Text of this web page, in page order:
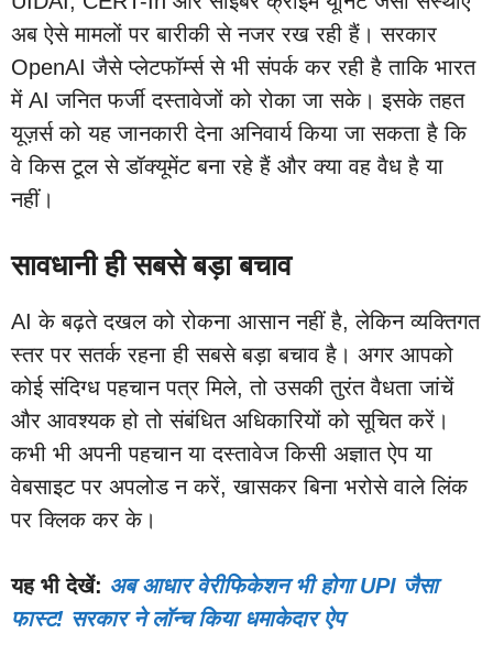
अब ऐसे मामलों पर बारीकी से नजर रख रही हैं। सरकार
OpenAI जैसे प्लेटफॉर्म्स से भी संपर्क कर रही है ताकि भारत
में AI जनित फर्जी दस्तावेजों को रोका जा सके। इसके तहत
यूज़र्स को यह जानकारी देना अनिवार्य किया जा सकता है कि
वे किस टूल से डॉक्यूमेंट बना रहे हैं और क्या वह वैध है या
नहीं।
सावधानी ही सबसे बड़ा बचाव
AI के बढ़ते दखल को रोकना आसान नहीं है, लेकिन व्यक्तिगत
स्तर पर सतर्क रहना ही सबसे बड़ा बचाव है। अगर आपको
कोई संदिग्ध पहचान पत्र मिले, तो उसकी तुरंत वैधता जांचें
और आवश्यक हो तो संबंधित अधिकारियों को सूचित करें।
कभी भी अपनी पहचान या दस्तावेज किसी अज्ञात ऐप या
वेबसाइट पर अपलोड न करें, खासकर बिना भरोसे वाले लिंक
पर क्लिक कर के।
यह भी देखें: अब आधार वेरीफिकेशन भी होगा UPI जैसा
फास्ट! सरकार ने लॉन्च किया धमाकेदार ऐप